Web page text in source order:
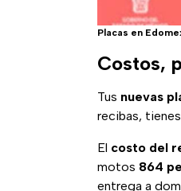
Placas en
Costos,
Tus nuevas
recibas, tienes
El costo del
motos 864
entrega a